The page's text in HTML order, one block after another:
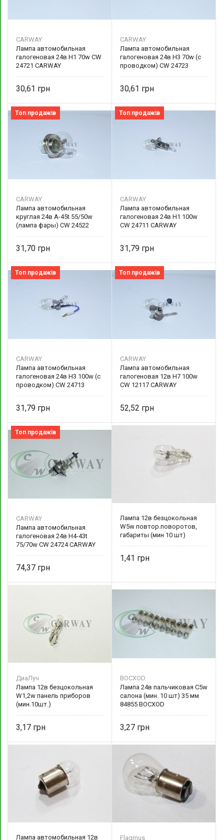
CARWAY
Лампа автомобильная
галогеновая 24в Н1 70w CW
24721 CARWAY
30,61
CARWAY
Лампа автомобильная
галогеновая 24в Н3 70w (с
проводком) CW 24723
30,61
Топ продажів
CARWAY
Лампа автомобильная
круглая 24в А-45t 55/50w
(лампа фары) CW 24522
31,70
Топ продажів
CARWAY
Лампа автомобильная
галогеновая 24в Н1 100w
CW 24711 CARWAY
31,79
Топ продажів
CARWAY
Лампа автомобильная
галогеновая 24в Н3 100w (с
проводком) CW 24713
31,79
Топ продажів
CARWAY
Лампа автомобильная
галогеновая 12в Н7 100w
CW 12117 CARWAY
52,52
Топ продажів
CARWAY
Лампа автомобильная
галогеновая 24в Н4-43t
75/70w CW 24724 CARWAY
74,37
Лампа 12в безцокольная
W5w повтор.поворотов,
габариты (мин 10 шт)
1,41
ДиаЛуч
Лампа 12в безцокольная
W1,2w панель приборов
(мин.10шт.)
3,17
BOCXOD
Лампа 24в пальчиковая C5w
салона (мин. 10 шт) 35 мм
84855 BOCXOD
3,27
Лампа автомобильная 12в Flagmus